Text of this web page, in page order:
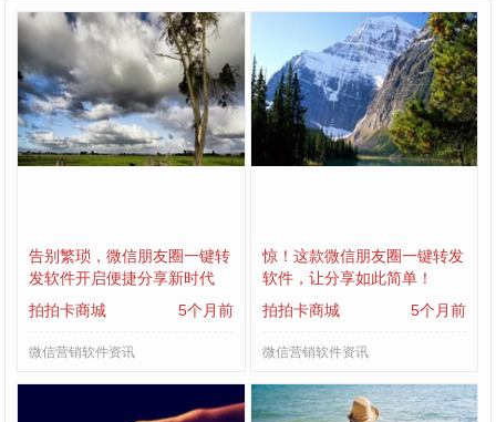
告别繁琐，微信朋友圈一键转
发软件开启便捷分享新时代
拍拍卡商城
5个月前
微信营销软件资讯
惊！这款微信朋友圈一键转发
软件，让分享如此简单！
拍拍卡商城
5个月前
微信营销软件资讯